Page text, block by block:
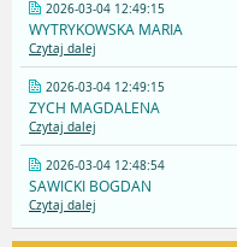
2026-03-04 12:49:15
WYTRYKOWSKA MARIA
Czytaj dalej
2026-03-04 12:49:15
ZYCH MAGDALENA
Czytaj dalej
2026-03-04 12:48:54
SAWICKI BOGDAN
Czytaj dalej